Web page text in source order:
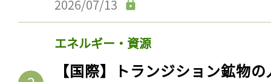
2026/07/13
エネルギー・資源
【国際】トランジション鉱物